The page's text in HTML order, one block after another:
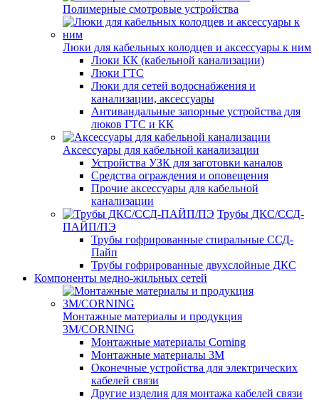
Полимерные смотровые устройства
Люки для кабельных колодцев и аксессуары к ним
Люки КК (кабельной канализации)
Люки ГТС
Люки для сетей водоснабжения и
канализации, аксессуары
Антивандальные запорные устройства для
люков ГТС и КК
Аксессуары для кабельной канализации
Устройства УЗК для заготовки каналов
Средства ограждения и оповещения
Прочие аксессуары для кабельной
канализации
Трубы ДКС/ССД-
ПАЙП/ПЭ
Трубы гофрированные спиральные ССД-
Пайп
Трубы гофрированные двухслойные ДКС
Компоненты медно-жильных сетей
Монтажные материалы и продукция
3M/CORNING
Монтажные материалы Corning
Монтажные материалы 3M
Оконечные устройства для электрических
кабелей связи
Другие изделия для монтажа кабелей связи